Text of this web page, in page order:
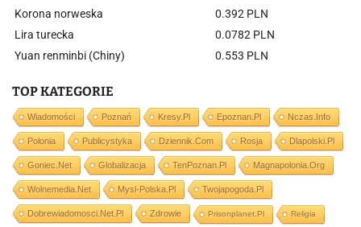
Korona norweska
0.392 PLN
Lira turecka
0.0782 PLN
Yuan renminbi (Chiny)
0.553 PLN
TOP KATEGORIE
Wiadomości Poznań Kresy.pl Epoznan.pl Nczas.info
Polonia Publicystyka Dziennik.com Rosja Dlapolski.pl
Goniec.net Globalizacja TenPoznan.pl Magnapolonia.org
Wolnemedia.net Mysl-Polska.pl Twojapogoda.pl
Dobrewiadomosci.net.pl Zdrowie Prisonplanet.pl Religia